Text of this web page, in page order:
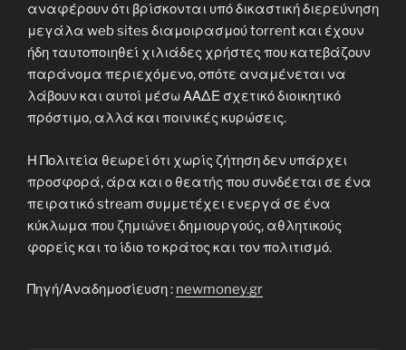
αναφέρουν ότι βρίσκονται υπό δικαστική διερεύνηση
μεγάλα web sites διαμοιρασμού torrent και έχουν
ήδη ταυτοποιηθεί χιλιάδες χρήστες που κατεβάζουν
παράνομα περιεχόμενο, οπότε αναμένεται να
λάβουν και αυτοί μέσω ΑΑΔΕ σχετικό διοικητικό
πρόστιμο, αλλά και ποινικές κυρώσεις.
Η Πολιτεία θεωρεί ότι χωρίς ζήτηση δεν υπάρχει
προσφορά, άρα και ο θεατής που συνδέεται σε ένα
πειρατικό stream συμμετέχει ενεργά σε ένα
κύκλωμα που ζημιώνει δημιουργούς, αθλητικούς
φορείς και το ίδιο το κράτος και τον πολιτισμό.
Πηγή/Αναδημοσίευση : newmoney.gr